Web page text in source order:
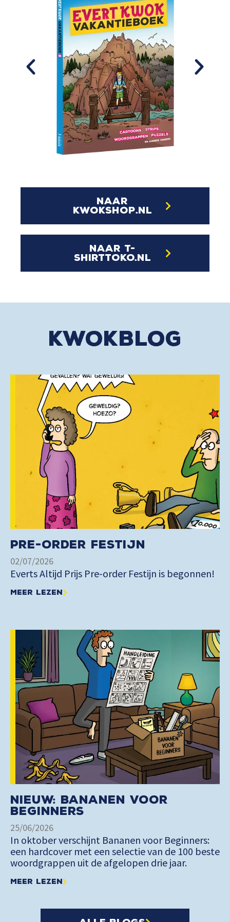
naar
kwokshop.nl
naar t-
shirttoko.nl
kwokblog
Pre-order Festijn
02/07/2026
Everts Altijd Prijs Pre-order Festijn is begonnen!
Meer lezen
Nieuw: Bananen voor
Beginners
25/06/2026
In oktober verschijnt Bananen voor Beginners:
een hardcover met een selectie van de 100 beste
woordgrappen uit de afgelopen drie jaar.
Meer lezen